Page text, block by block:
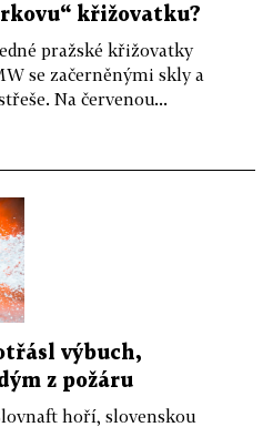
křižovatku?
pražské křižovatky
se začerněnými skly a
Na červenou...
výbuch,
z požáru
hoří, slovenskou